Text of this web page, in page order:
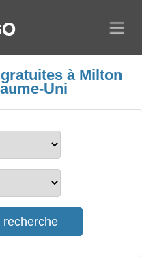
à Milton
Uni